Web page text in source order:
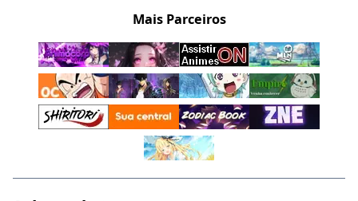
Mais Parceiros